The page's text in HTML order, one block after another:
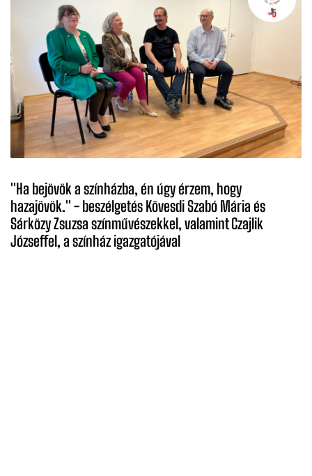
''Ha bejövök a színházba, én úgy érzem, hogy
hazajövök.'' - beszélgetés Kövesdi Szabó Mária és
Sárközy Zsuzsa színművészekkel, valamint Czajlik
Józseffel, a színház igazgatójával